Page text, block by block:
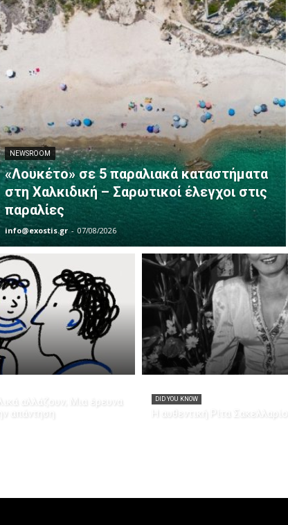
NEWSROOM
«Λουκέτο» σε 5 παραλιακά καταστήματα
στη Χαλκιδική – Σαρωτικοί έλεγχοι στις
παραλίες
info@exostis.gr - 07/08/2026
αλλάζουν; Μια έρευνα
απάντηση
DID YOU KNOW
Η αυθεντική Ρίτα Σακελλαρίου